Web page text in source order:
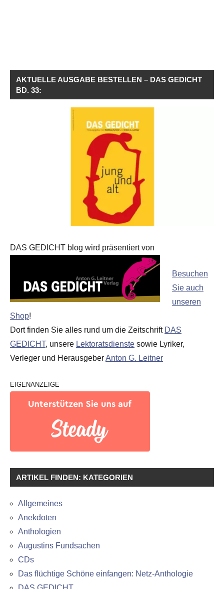
AKTUELLE AUSGABE BESTELLEN – DAS GEDICHT
BD. 33:
DAS GEDICHT blog wird präsentiert von
Besuchen
Sie auch
unseren
Shop!
Dort finden Sie alles rund um die Zeitschrift DAS
GEDICHT, unsere Lektoratsdienste sowie Lyriker,
Verleger und HerausgeberAnton G. Leitner
EIGENANZEIGE
ARTIKEL FINDEN: KATEGORIEN
Allgemeines
Anekdoten
Anthologien
Augustins Fundsachen
CDs
Das flüchtige Schöne einfangen: Netz-Anthologie